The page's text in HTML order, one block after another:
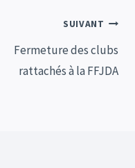
SUIVANT
Fermeture des clubs
rattachés à la FFJDA